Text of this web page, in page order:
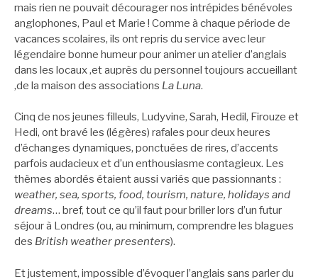
mais rien ne pouvait décourager nos intrépides bénévoles
anglophones, Paul et Marie ! Comme à chaque période de
vacances scolaires, ils ont repris du service avec leur
légendaire bonne humeur pour animer un atelier d’anglais
dans les locaux ,et auprès du personnel toujours accueillant
,de la maison des associations La Luna.
Cinq de nos jeunes filleuls, Ludyvine, Sarah, Hedil, Firouze et
Hedi, ont bravé les (légères) rafales pour deux heures
d’échanges dynamiques, ponctuées de rires, d’accents
parfois audacieux et d’un enthousiasme contagieux. Les
thèmes abordés étaient aussi variés que passionnants :
weather, sea, sports, food, tourism, nature, holidays and
dreams… bref, tout ce qu’il faut pour briller lors d’un futur
séjour à Londres (ou, au minimum, comprendre les blagues
des British weather presenters).
Et justement, impossible d’évoquer l’anglais sans parler du